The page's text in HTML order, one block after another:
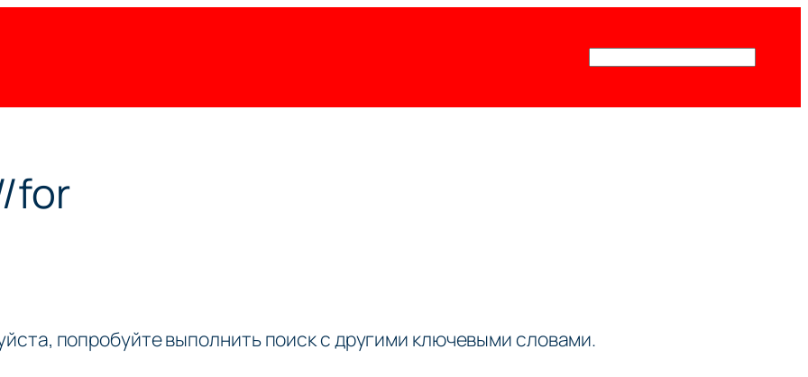
Поиск
for
попробуйте выполнить поиск с другими ключевыми словами.